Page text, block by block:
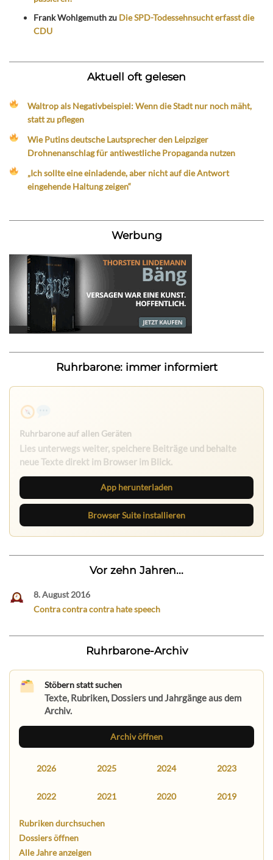
Frank Wohlgemuthzu Die SPD-Todessehnsucht erfasst die
CDU
Aktuell oft gelesen
Waltrop als Negativbeispiel: Wenn die Stadt nur noch mäht,
statt zu pflegen
Wie Putins deutsche Lautsprecher den Leipziger
Drohnenanschlag für antiwestliche Propaganda nutzen
„Ich sollte eine einladende, aber nicht auf die Antwort
eingehende Haltung zeigen“
Werbung
Ruhrbarone: immer informiert
Ruhrbarone auf allen Geräten
Lies unterwegs weiter, speichere Beiträge und behalte
neue Texte direkt im Browser im Blick.
App herunterladen
Browser Suite installieren
Vor zehn Jahren...
8. August 2016
Contra contra contra hate speech
Ruhrbarone-Archiv
Stöbern statt suchen
Texte, Rubriken, Dossiers und Jahrgänge aus dem
Archiv.
Archiv öffnen
2026 2025 2024 2023
2022 2021 2020 2019
Rubriken durchsuchen
Dossiers öffnen
Alle Jahre anzeigen